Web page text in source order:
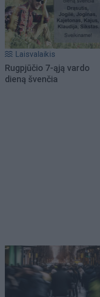
Laisvalaikis
Rugpjūčio 7-ąją vardo
dieną švenčia